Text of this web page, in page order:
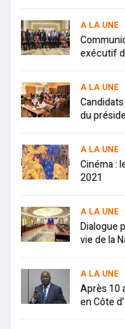
A LA UNE
exécutif
A LA UNE
du
A LA UNE
Cinéma :
2021
A LA UNE
Dialogue
vie de la
A LA UNE
Après 10
en Côte